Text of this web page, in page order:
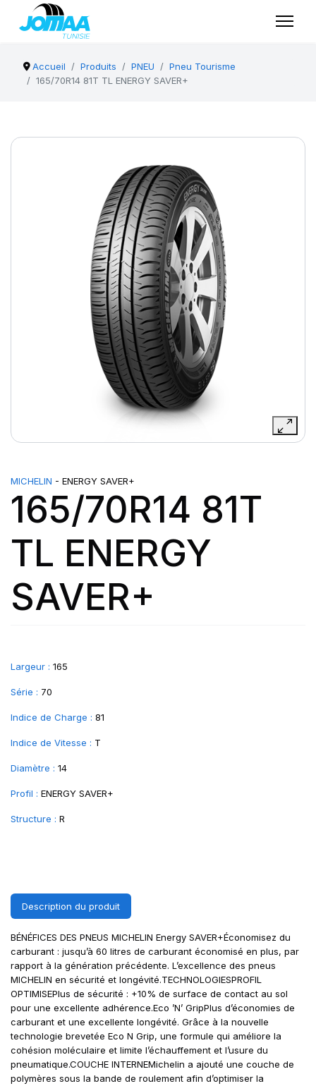
Accueil Produits PNEU
Pneu Tourisme
165/70R14 81T TL ENERGY SAVER+
MICHELIN - ENERGY SAVER+
165/70R14 81T
TL ENERGY
SAVER+
Largeur : 165
Série : 70
Indice de Charge : 81
Indice de Vitesse : T
Diamètre : 14
Profil : ENERGY SAVER+
Structure : R
Description du produit
BÉNÉFICES DES PNEUS MICHELIN Energy SAVER+Économisez du
carburant : jusqu’à 60 litres de carburant économisé en plus, par
rapport à la génération précédente. L’excellence des pneus
MICHELIN en sécurité et longévité.TECHNOLOGIESPROFIL
OPTIMISEPlus de sécurité : +10% de surface de contact au sol
pour une excellente adhérence.Eco ’N’ GripPlus d’économies de
carburant et une excellente longévité. Grâce à la nouvelle
technologie brevetée Eco N Grip, une formule qui améliore la
cohésion moléculaire et limite l’échauffement et l’usure du
pneumatique.COUCHE INTERNEMichelin a ajouté une couche de
polymères sous la bande de roulement afin d’optimiser la